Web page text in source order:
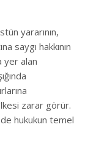
yararının,
saygı hakkının
yer alan
zarar görür.
hukukun temel